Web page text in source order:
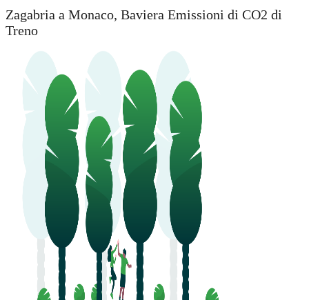
Zagabria a Monaco, Baviera Emissioni di CO2 di
Treno